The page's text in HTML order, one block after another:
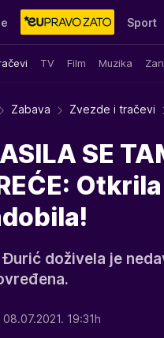
Sport
TV Film Muzika
Yumama
Zabava Zvezde i tračevi
SE
Đurić doživela je
19:31h